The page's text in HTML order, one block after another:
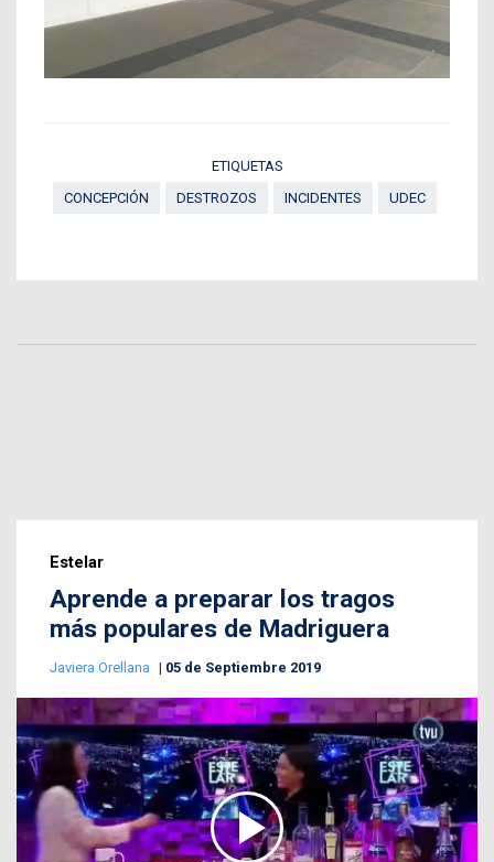
ETIQUETAS
CONCEPCIÓN
DESTROZOS INCIDENTES UDEC
Estelar
Aprende a preparar los tragos
más populares de Madriguera
Javiera Orellana 05 de Septiembre 2019